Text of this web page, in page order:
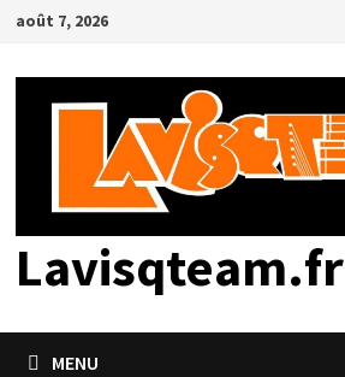
Passer
contenu
août 7, 2026
Lavisqteam.fr
MENU